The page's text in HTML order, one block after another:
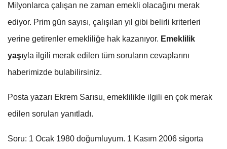
Milyonlarca çalışan ne zaman emekli olacağını merak
ediyor. Prim gün sayısı, çalışılan yıl gibi belirli kriterleri
yerine getirenler emekliliğe hak kazanıyor. Emeklilik
yaşıyla ilgili merak edilen tüm soruların cevaplarını
haberimizde bulabilirsiniz.
Posta yazarı Ekrem Sarısu, emeklilikle ilgili en çok merak
edilen soruları yanıtladı.
Soru: 1 Ocak 1980 doğumluyum. 1 Kasım 2006 sigorta